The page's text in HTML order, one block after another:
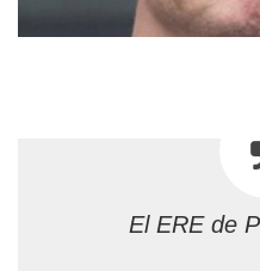
El ERE de